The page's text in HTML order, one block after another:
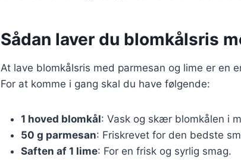
Sådan laver du blomkålsris
At lave blomkålsris med parmesan og lime er en
For at komme i gang skal du have følgende:
1 hoved blomkål: Vask og skær blomkålen i
50 g parmesan: Friskrevet for den bedste
Saften af 1 lime: For en frisk og syrlig smag.